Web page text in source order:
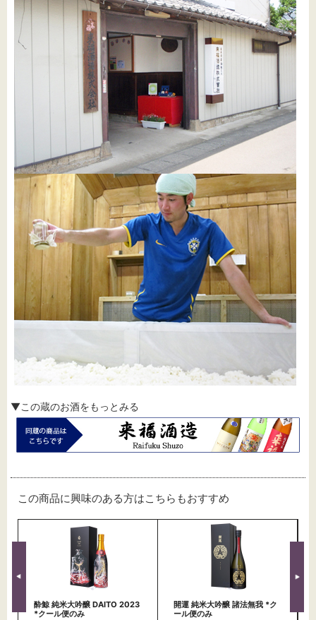
▼この蔵のお酒をもっとみる
この商品に興味のある方はこちらもおすすめ
酔鯨 純米大吟醸 DAITO 2023
*クール便のみ
開運 純米大吟醸 諸法無我 *ク
ール便のみ